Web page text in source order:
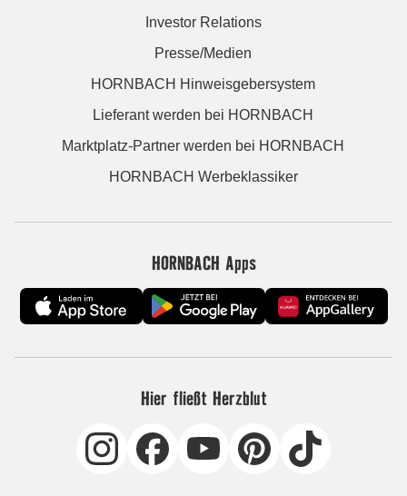
Investor Relations
Presse/Medien
HORNBACH Hinweisgebersystem
Lieferant werden bei HORNBACH
Marktplatz-Partner werden bei HORNBACH
HORNBACH Werbeklassiker
HORNBACH Apps
Hier fließt Herzblut